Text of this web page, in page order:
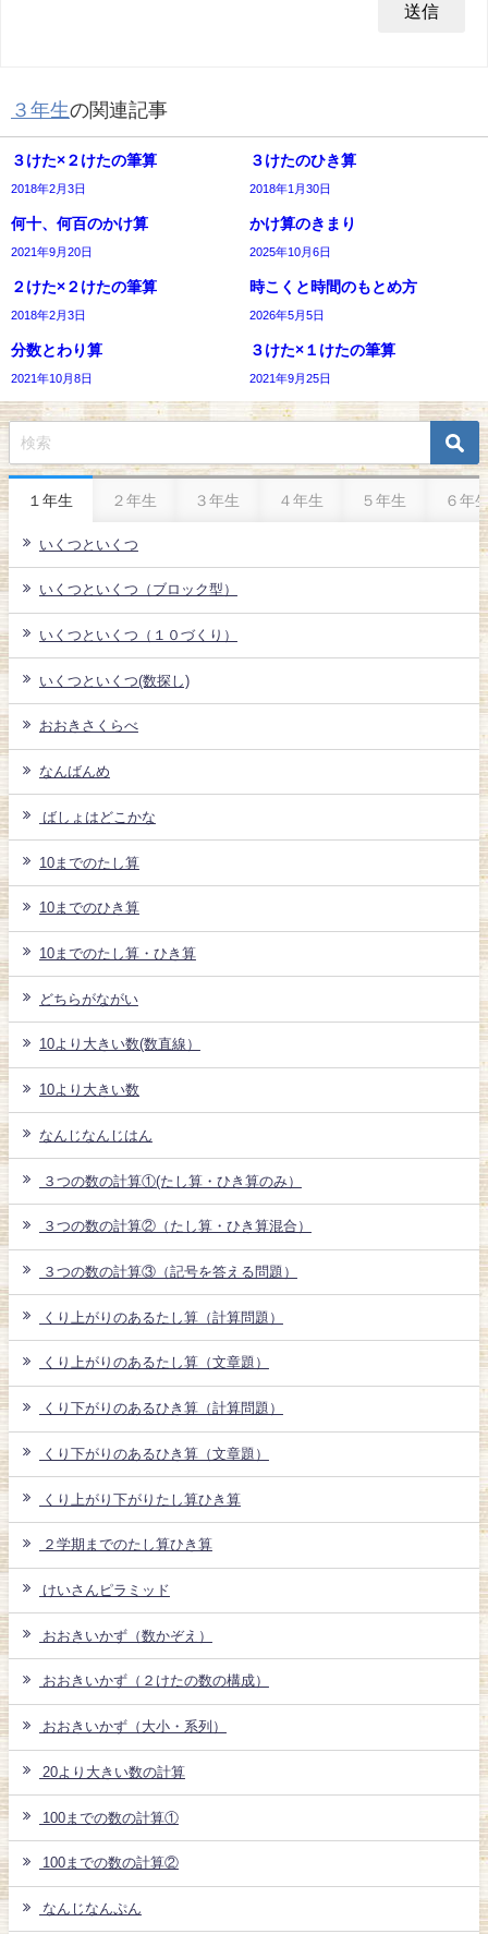
３年生の関連記事
３けた×２けたの筆算
2018年2月3日
３けたのひき算
2018年1月30日
何十、何百のかけ算
2021年9月20日
かけ算のきまり
2025年10月6日
２けた×２けたの筆算
2018年2月3日
時こくと時間のもとめ方
2026年5月5日
分数とわり算
2021年10月8日
３けた×１けたの筆算
2021年9月25日
１年生 ２年生 ３年生 ４年生 ５年生 ６年
いくつといくつ
いくつといくつ（ブロック型）
いくつといくつ（１０づくり）
いくつといくつ(数探し)
おおきさくらべ
なんばんめ
ばしょはどこかな
10までのたし算
10までのひき算
10までのたし算・ひき算
どちらがながい
10より大きい数(数直線）
10より大きい数
なんじなんじはん
３つの数の計算①(たし算・ひき算のみ）
３つの数の計算②（たし算・ひき算混合）
３つの数の計算③（記号を答える問題）
くり上がりのあるたし算（計算問題）
くり上がりのあるたし算（文章題）
くり下がりのあるひき算（計算問題）
くり下がりのあるひき算（文章題）
くり上がり下がりたし算ひき算
２学期までのたし算ひき算
けいさんピラミッド
おおきいかず（数かぞえ）
おおきいかず（２けたの数の構成）
おおきいかず（大小・系列）
20より大きい数の計算
100までの数の計算①
100までの数の計算②
なんじなんぷん